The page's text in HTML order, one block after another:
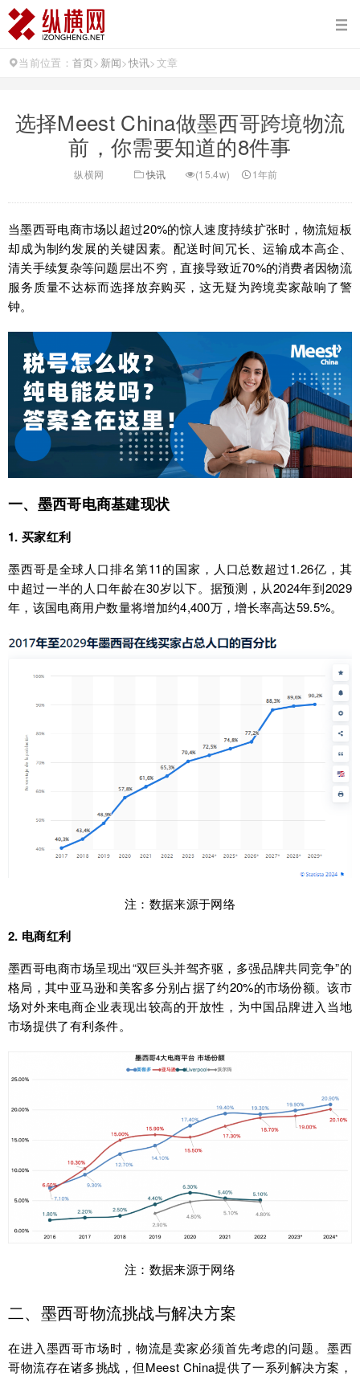
当前位置： 首页> 新闻>快讯>文章
选择Meest China做墨西哥跨境物流
前，你需要知道的8件事
纵横网 快讯 (15.4w) 1年前
当墨西哥电商市场以超过20%的惊人速度持续扩张时，物流短板
却成为制约发展的关键因素。配送时间冗长、运输成本高企、
清关手续复杂等问题层出不穷，直接导致近70%的消费者因物流
服务质量不达标而选择放弃购买，这无疑为跨境卖家敲响了警
钟。
一、墨西哥电商基建现状
1. 买家红利
墨西哥是全球人口排名第11的国家，人口总数超过1.26亿，其
中超过一半的人口年龄在30岁以下。据预测，从2024年到2029
年，该国电商用户数量将增加约4,400万，增长率高达59.5%。
注：数据来源于网络
2. 电商红利
墨西哥电商市场呈现出“双巨头并驾齐驱，多强品牌共同竞争”的
格局，其中亚马逊和美客多分别占据了约20%的市场份额。该市
场对外来电商企业表现出较高的开放性，为中国品牌进入当地
市场提供了有利条件。
注：数据来源于网络
二、墨西哥物流挑战与解决方案
在进入墨西哥市场时，物流是卖家必须首先考虑的问题。墨西
哥物流存在诸多挑战，但Meest China提供了一系列解决方案，